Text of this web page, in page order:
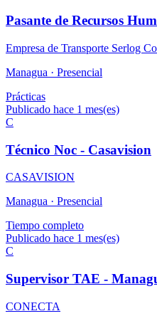
Pasante de Recursos
Empresa de Transporte Serlog
Managua · Presencial
Prácticas
Publicado hace 1 mes(es)
C
Técnico Noc - Casavision
CASAVISION
Managua · Presencial
Tiempo completo
Publicado hace 1 mes(es)
C
Supervisor TAE -
CONECTA